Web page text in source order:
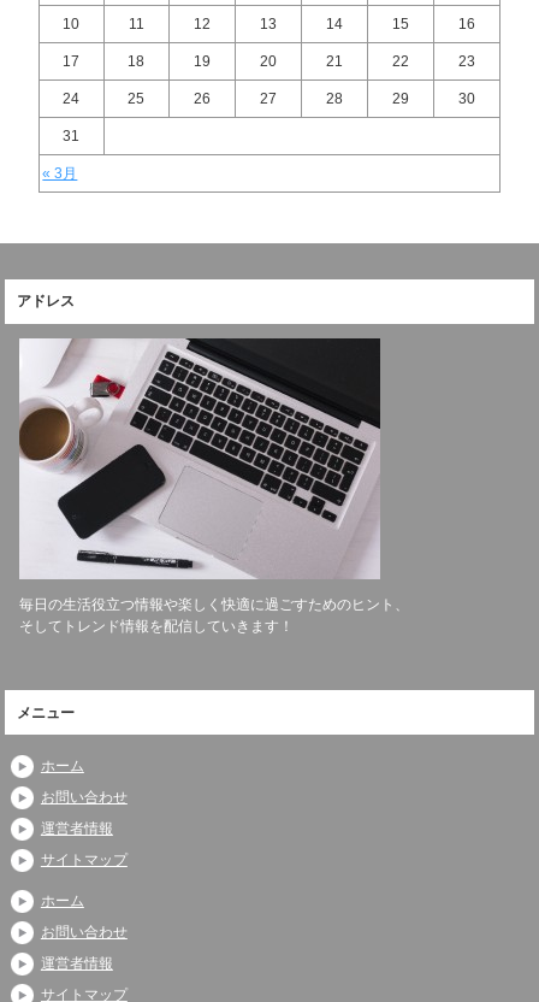
« 3月
10 11 12 13 14 15 16
17 18 19 20 21 22 23
24 25 26 27 28 29 30
31
アドレス
毎日の生活役立つ情報や楽しく快適に過ごすためのヒント、
そしてトレンド情報を配信していきます！
メニュー
ホーム
お問い合わせ
運営者情報
サイトマップ
ホーム
お問い合わせ
運営者情報
サイトマップ